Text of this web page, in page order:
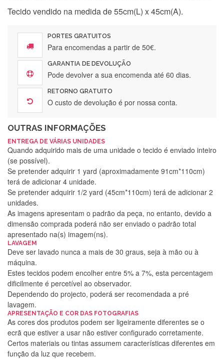
Tecido vendido na medida de 55cm(L) x 45cm(A).
PORTES GRATUITOS
Para encomendas a partir de 50€.
GARANTIA DE DEVOLUÇÃO
Pode devolver a sua encomenda até 60 dias.
RETORNO GRATUITO
O custo de devolução é por nossa conta.
OUTRAS INFORMAÇÕES
ENTREGA DE VÁRIAS UNIDADES
Quando adquirido mais de uma unidade o tecido é enviado inteiro
(se possível).
Se pretender adquirir 1 yard (aproximadamente 91cm*110cm)
terá de adicionar 4 unidade.
Se pretender adquirir 1/2 yard (45cm*110cm) terá de adicionar 2
unidades.
As imagens apresentam o padrão da peça, no entanto, devido a
dimensão comprada poderá não ser enviado o padrão total
apresentado na(s) imagem(ns).
LAVAGEM
Deve ser lavado nunca a mais de 30 graus, seja à mão ou à
máquina.
Estes tecidos podem encolher entre 5% a 7%, esta percentagem
dificilmente é percetível ao observador.
Dependendo do projecto, poderá ser recomendada a pré
lavagem.
APRESENTAÇÃO E COR DAS FOTOGRAFIAS
As cores dos produtos podem ser ligeiramente diferentes se o
ecrã que estiver a usar não estiver configurado corretamente.
Certos materiais ou tintas assumem características diferentes em
função da luz que recebem.
Silvia Lopes
Encomenda direitinha. Rapidez e segurança. Volto a
encomendar.